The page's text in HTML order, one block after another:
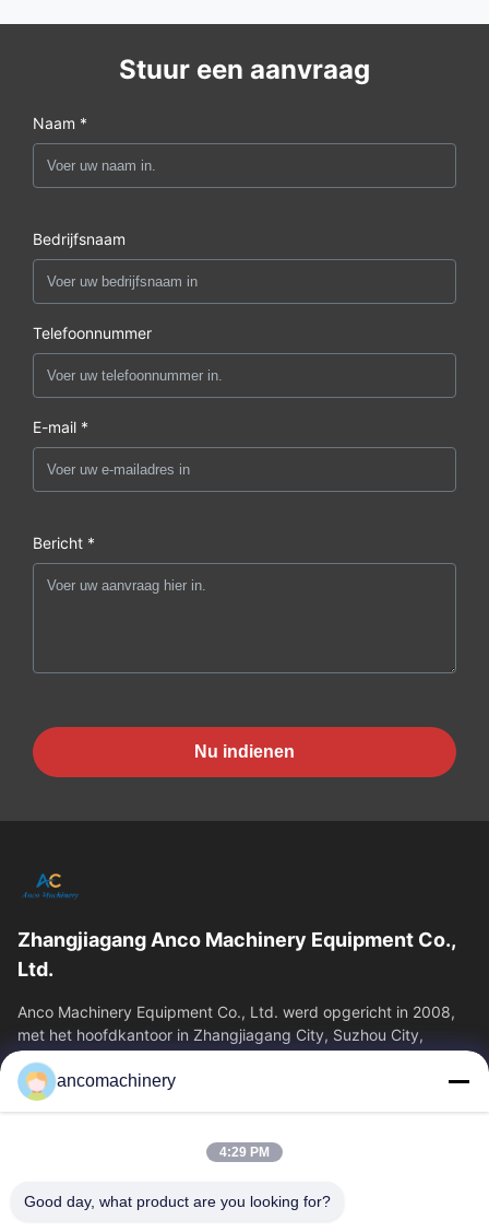
Stuur een aanvraag
Naam *
Bedrijfsnaam
Telefoonnummer
E-mail *
Bericht *
Nu indienen
Zhangjiagang Anco Machinery Equipment Co.,
Ltd.
Anco Machinery Equipment Co., Ltd. werd opgericht in 2008,
met het hoofdkantoor in Zhangjiagang City, Suzhou City,
Jiangsu Province. Het is een...
Snelle Links
Over Ons
Fabrieksreis
Kwaliteitscontrole
ancomachinery
4:29 PM
Good day, what product are you looking for?